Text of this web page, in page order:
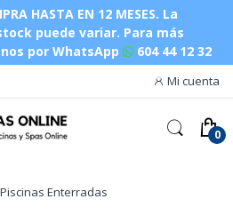
HASTA EN 12 MESES. La
puede variar. Para más
por WhatsApp
604 44 12 32
Mi cuenta
Piscinas Enterradas